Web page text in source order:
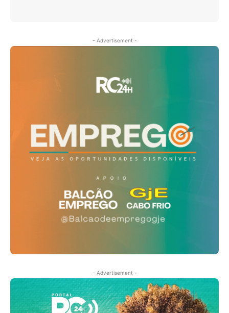
- Advertisement -
- Advertisement -